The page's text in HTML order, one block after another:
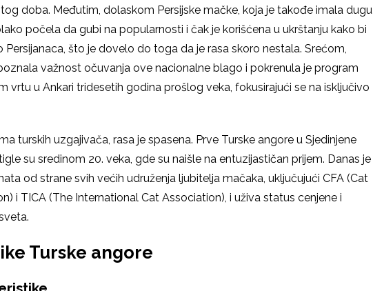
doba. Međutim, dolaskom Persijske mačke, koja je takođe imala dugu
počela da gubi na popularnosti i čak je korišćena u ukrštanju kako bi
što je dovelo do toga da je rasa skoro nestala. Srećom,
važnost očuvanja ove nacionalne blago i pokrenula je program
vrtu u Ankari tridesetih godina prošlog veka, fokusirajući se na isključivo
turskih uzgajivača, rasa je spasena. Prve Turske angore u Sjedinjene
su sredinom 20. veka, gde su naišle na entuzijastičan prijem. Danas je
od strane svih većih udruženja ljubitelja mačaka, uključujući CFA (Cat
i TICA (The International Cat Association), i uživa status cenjene i
Turske angore